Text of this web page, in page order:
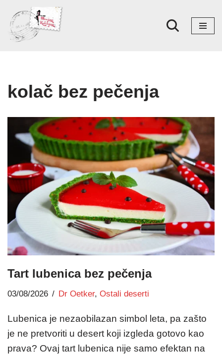
Skoči
na
kolač bez pečenja
Tart lubenica bez pečenja
03/08/2026 Dr Oetker, Ostali deserti
Lubenica je nezaobilazan simbol leta, pa zašto
je ne pretvoriti u desert koji izgleda gotovo kao
prava? Ovaj tart lubenica nije samo efektan na